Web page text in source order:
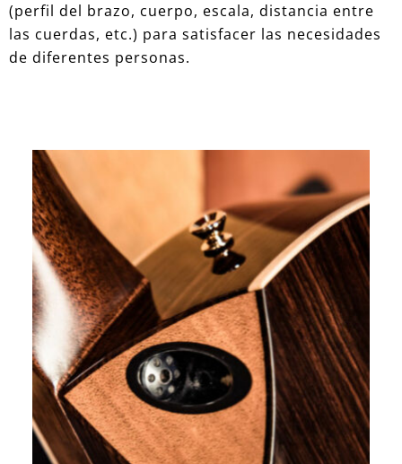
(perfil del brazo, cuerpo, escala, distancia entre
las cuerdas, etc.) para satisfacer las necesidades
de diferentes personas.